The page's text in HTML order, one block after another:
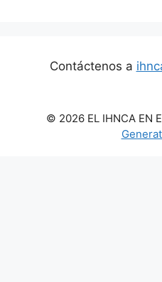
Contáctenos a
© 2026 EL IHNCA EN